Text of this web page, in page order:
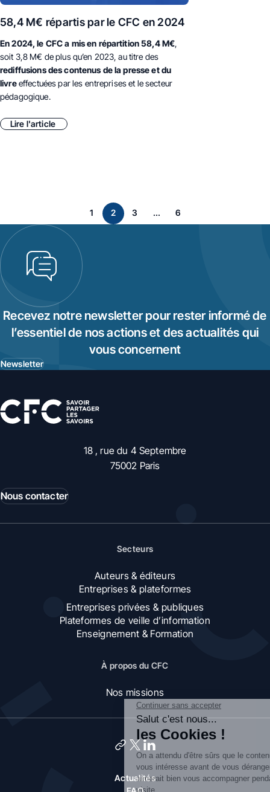
58,4 M€ répartis par le CFC en 2024
En 2024, le CFC a mis en répartition 58,4 M€,
soit 3,8 M€ de plus qu’en 2023, au titre des
rediffusions des contenus de la presse et du
livreeffectuées par les entreprises et le secteur
pédagogique.
Lire l'article
Page précédente
page
1 page
2 page
3 ... page
6
Page
Recevez notre newsletter pour rester informé de
l’essentiel de nos actions et des actualités qui
vous concernent
Newsletter
18 , rue du 4 Septembre
75002 Paris
Nous contacter
Secteurs
Auteurs & éditeurs
Entreprises & plateformes
Entreprises privées & publiques
Plateformes de veille d’information
Enseignement & Formation
À propos du CFC
Nos missions
Actualités